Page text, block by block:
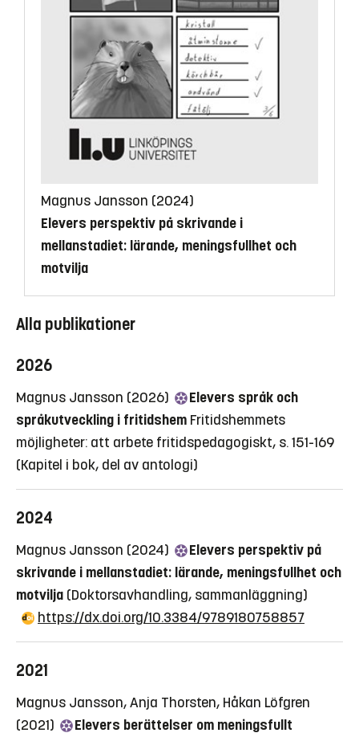
Magnus Jansson (2024)
Elevers perspektiv på skrivande i
mellanstadiet: lärande, meningsfullhet och
motvilja
Alla publikationer
2026
Magnus Jansson (2026)
Elevers språk och
språkutveckling i fritidshem Fritidshemmets
möjligheter: att arbete fritidspedagogiskt, s. 151-169
(Kapitel i bok, del av antologi)
2024
Magnus Jansson (2024)
Elevers perspektiv på
skrivande i mellanstadiet: lärande, meningsfullhet och
motvilja (Doktorsavhandling, sammanläggning)
https://dx.doi.org/10.3384/9789180758857
2021
Magnus Jansson, Anja Thorsten, Håkan Löfgren
(2021)
Elevers berättelser om meningsfullt